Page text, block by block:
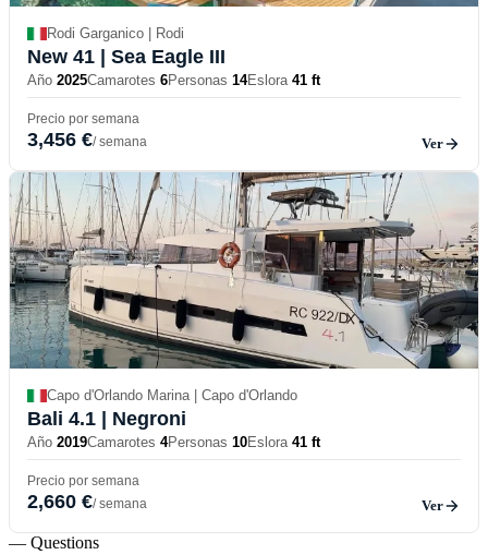
Rodi Garganico | Rodi
New 41 | Sea Eagle III
Año 2025Camarotes 6Personas 14Eslora 41 ft
Precio por semana
3,456 €/ semana Ver
Capo d'Orlando Marina | Capo d'Orlando
Bali 4.1 | Negroni
Año 2019Camarotes 4Personas 10Eslora 41 ft
Precio por semana
2,660 €/ semana Ver
— Questions